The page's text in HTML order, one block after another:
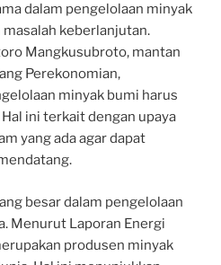
dalam pengelolaan minyak
keberlanjutan.
Mangkusubroto, mantan
Perekonomian,
minyak bumi harus
ini terkait dengan upaya
yang ada agar dapat
besar dalam pengelolaan
Menurut Laporan Energi
produsen minyak